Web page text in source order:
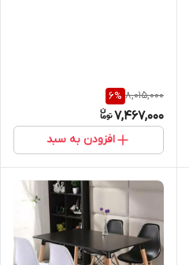
8,015,000
6%
7,467,000
افزودن به سبد